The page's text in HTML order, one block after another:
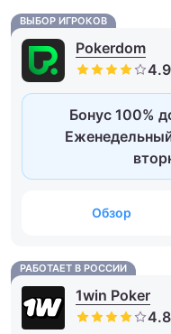
ВЫБОР ИГРОКОВ
Pokerdom
Бонус 100%
Обзор
РАБОТАЕТ В РОССИИ
1win Poker